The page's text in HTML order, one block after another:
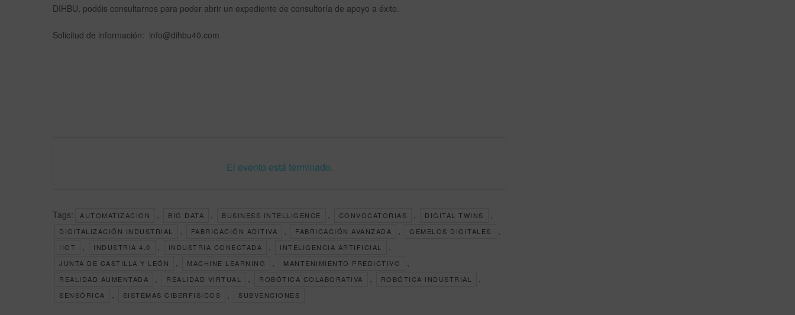
DIHBU, podéis consultarnos para poder abrir un expediente de consultoría de apoyo a éxito.
Solicitud de información: info@dihbu40.com
El evento está terminado.
Tags: AUTOMATIZACION , BIG DATA , BUSINESS INTELLIGENCE , CONVOCATORIAS , DIGITAL TWINS ,
DIGITALIZACIÓN INDUSTRIAL , FABRICACIÓN ADITIVA , FABRICACIÓN AVANZADA , GEMELOS DIGITALES ,
IIOT , INDUSTRIA 4.0 , INDUSTRIA CONECTADA , INTELIGENCIA ARTIFICIAL ,
JUNTA DE CASTILLA Y LEÓN , MACHINE LEARNING , MANTENIMIENTO PREDICTIVO ,
REALIDAD AUMENTADA , REALIDAD VIRTUAL , ROBÓTICA COLABORATIVA , ROBÓTICA INDUSTRIAL ,
SENSÓRICA , SISTEMAS CIBERFISICOS , SUBVENCIONES